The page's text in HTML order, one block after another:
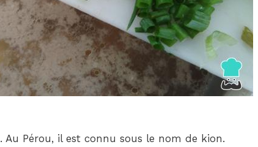
. Au Pérou, il est connu sous le nom de kion.